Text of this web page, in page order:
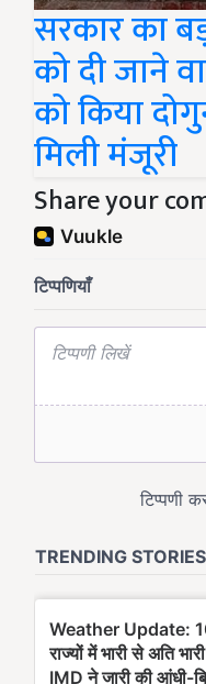
सरकार का
को दी जाने
को किया
मिली मंजूरी
Share your